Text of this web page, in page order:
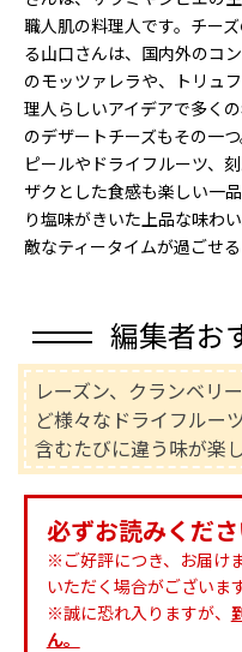
職人肌の料理人です。チー
る山口さんは、国内外のコ
のモッツァレラや、トリュ
理人らしいアイデアで多く
のデザートチーズもその一
ピールやドライフルーツ、
ザクとした食感も楽しい一
り塩味がきいた上品な味わ
敵なティータイムが過ごせる
編集者お
レーズン、クランベリ
ど様々なドライフルー
含むたびに違う味が楽し
必ずお読みくだ
※ご好評につき、お届け
いただく場合がございます
※誠に恐れ入りますが、
ん。